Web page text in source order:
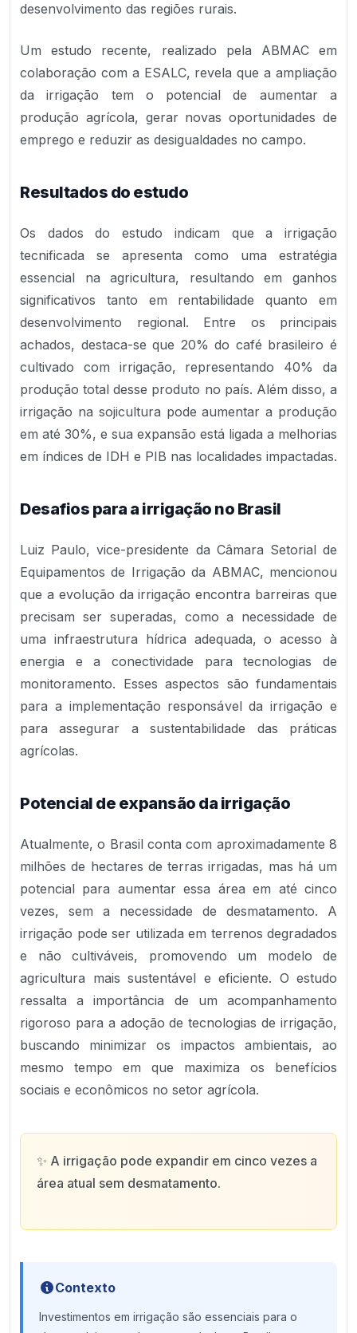
desenvolvimento das regiões rurais.
Um estudo recente, realizado pela ABMAC em
colaboração com a ESALC, revela que a ampliação
da irrigação tem o potencial de aumentar a
produção agrícola, gerar novas oportunidades de
emprego e reduzir as desigualdades no campo.
Resultados do estudo
Os dados do estudo indicam que a irrigação
tecnificada se apresenta como uma estratégia
essencial na agricultura, resultando em ganhos
significativos tanto em rentabilidade quanto em
desenvolvimento regional. Entre os principais
achados, destaca-se que 20% do café brasileiro é
cultivado com irrigação, representando 40% da
produção total desse produto no país. Além disso, a
irrigação na sojicultura pode aumentar a produção
em até 30%, e sua expansão está ligada a melhorias
em índices de IDH e PIB nas localidades impactadas.
Desafios para a irrigação no Brasil
Luiz Paulo, vice-presidente da Câmara Setorial de
Equipamentos de Irrigação da ABMAC, mencionou
que a evolução da irrigação encontra barreiras que
precisam ser superadas, como a necessidade de
uma infraestrutura hídrica adequada, o acesso à
energia e a conectividade para tecnologias de
monitoramento. Esses aspectos são fundamentais
para a implementação responsável da irrigação e
para assegurar a sustentabilidade das práticas
agrícolas.
Potencial de expansão da irrigação
Atualmente, o Brasil conta com aproximadamente 8
milhões de hectares de terras irrigadas, mas há um
potencial para aumentar essa área em até cinco
vezes, sem a necessidade de desmatamento. A
irrigação pode ser utilizada em terrenos degradados
e não cultiváveis, promovendo um modelo de
agricultura mais sustentável e eficiente. O estudo
ressalta a importância de um acompanhamento
rigoroso para a adoção de tecnologias de irrigação,
buscando minimizar os impactos ambientais, ao
mesmo tempo em que maximiza os benefícios
sociais e econômicos no setor agrícola.
✨ A irrigação pode expandir em cinco vezes a
área atual sem desmatamento.
Contexto
Investimentos em irrigação são essenciais para o